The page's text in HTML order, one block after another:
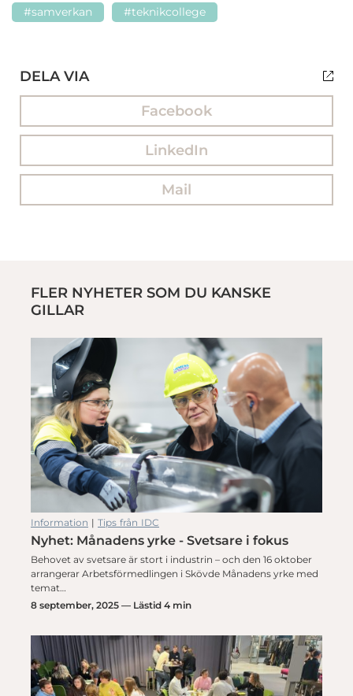
#samverkan
#teknikcollege
DELA VIA
Facebook
LinkedIn
Mail
FLER NYHETER SOM DU KANSKE
GILLAR
Information | Tips från IDC
Nyhet: Månadens yrke - Svetsare i fokus
Behovet av svetsare är stort i industrin – och den 16 oktober
arrangerar Arbetsförmedlingen i Skövde Månadens yrke med
temat…
8 september, 2025 — Lästid 4 min